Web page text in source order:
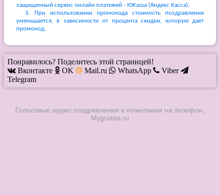
защищенный сервис онлайн платежей - ЮKassa (Яндекс Касса).
3. При использовании промокода стоимость поздравления
уменьшается, в зависимости от процента скидки, которую дает
промокод.
Понравилось? Поделитесь этой страницей!
Вконтакте
OK Mail.ru WhatsApp
Viber
Telegram
Голосовые аудио поздравления и пожелания на телефон,
Mygratiss.ru